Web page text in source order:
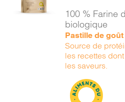
100 % Farine
biologique
Pastille de
Source de
les recettes
les saveurs.